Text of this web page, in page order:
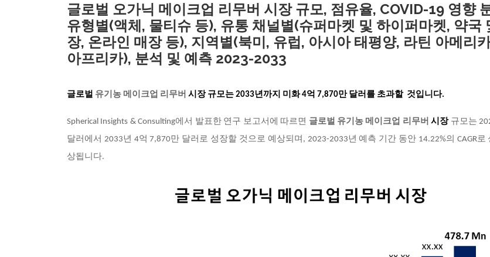
글로벌 오가닉 메이크업 리무버 시장 규모, 점유율, COVID-19 영향
유형별(액체, 물티슈 등), 유통 채널별(슈퍼마켓 및 하이퍼마켓, 약국
장, 온라인 매장 등), 지역별(북미, 유럽, 아시아 태평양, 라틴 아메리
아프리카), 분석 및 예측 2023-2033
글로벌 유기농 메이크업 리무버 시장 규모는 2033년까지 미화 4억 7,870만 달러를 초과할 것입니다.
Spherical Insights & Consulting에서 발표한 연구 보고서에 따르면 글로벌 유기농 메이크업 리무버시장 규모는
달러에서 2033년 4억 7,870만 달러로 성장할 것으로 예상되며, 2023-2033년 예측 기간 동안 14.22%의 CAGR로
상됩니다.